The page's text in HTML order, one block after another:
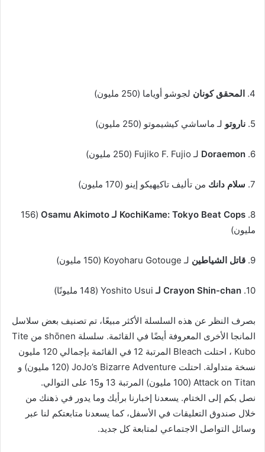
4. المحقق كونان لجوشو أوياما (250 مليون)
5. ناروتو لـ ماساشي كيشيموتو (250 مليون)
6.
Doraemon لـ Fujiko F. Fujio (250 مليون)
7. سلام دانك من تأليف تاكيهيكو إينو (170 مليون)
8. KochiKame: Tokyo Beat Cops لـ Osamu Akimoto
(156
مليون)
9. قاتل الشياطين لـ Koyoharu Gotouge (150 مليون)
10.
Crayon Shin-chan لـ Yoshito Usui (148 مليونًا)
بصرف النظر عن هذه السلسلة الأكثر مبيعًا، تم تصنيف بعض سلاسل
المانجا الأخرى المعروفة أيضًا في القائمة. سلسلة shōnen من Tite
Kubo ، احتلت Bleach المرتبة 12 في القائمة بإجمالي 120 مليون
نسخة متداولة. احتلت JoJo’s Bizarre Adventure (120 مليون) و
Attack on Titan (100 مليون) المرتبة 13 و15 على التوالي.
نصل بكم إلى الختام. يسعدنا إخبارنا برأيك وما يدور في ذهنك من
خلال صندوق التعليقات في الأسفل، كما يسعدنا متابعتكم لنا عبر
وسائل التواصل الاجتماعي لمتابعة كل جديد.